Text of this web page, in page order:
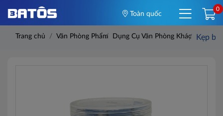
Toàn quốc
0
Trang chủ Văn Phòng Phẩm Dụng Cụ Văn Phòng Khác Kẹp